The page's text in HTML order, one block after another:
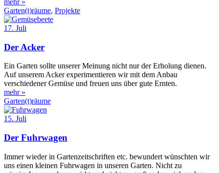
Garten(t)räume, Projekte
17. Juli
Der Acker
Ein Garten sollte unserer Meinung nicht nur der Erholung dienen.
Auf unserem Acker experimentieren wir mit dem Anbau
verschiedener Gemüse und freuen uns über gute Ernten.
mehr »
Garten(t)räume
15. Juli
Der Fuhrwagen
Immer wieder in Gartenzeitschriften etc. bewundert wünschten wir
uns einen kleinen Fuhrwagen in unseren Garten. Nicht zu